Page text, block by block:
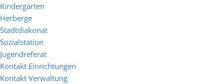
Kindergärten
Herberge
Stadtdiakonat
Sozialstation
Jugendreferat
Kontakt Einrichtungen
Kontakt Verwaltung